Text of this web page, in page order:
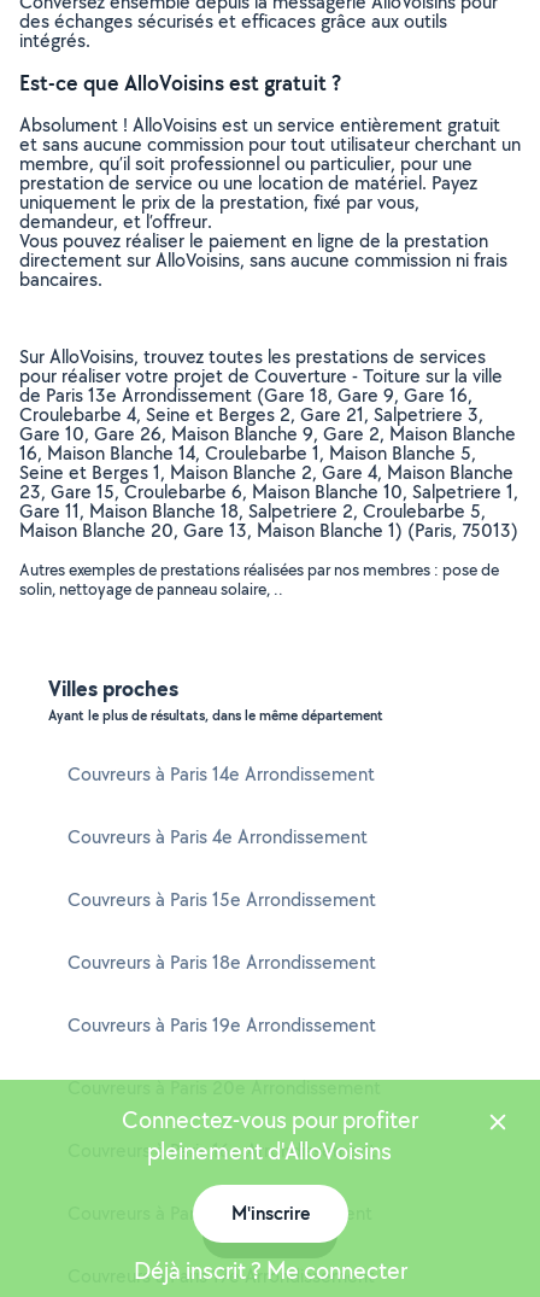
des échanges sécurisés et efficaces grâce aux outils
intégrés.
Est-ce que AlloVoisins est gratuit ?
Absolument ! AlloVoisins est un service entièrement gratuit
et sans aucune commission pour tout utilisateur cherchant un
membre, qu’il soit professionnel ou particulier, pour une
prestation de service ou une location de matériel. Payez
uniquement le prix de la prestation, fixé par vous,
demandeur, et l’offreur.
Vous pouvez réaliser le paiement en ligne de la prestation
directement sur AlloVoisins, sans aucune commission ni frais
bancaires.
Sur AlloVoisins, trouvez toutes les prestations de services
pour réaliser votre projet de Couverture - Toiture sur la ville
de Paris 13e Arrondissement (Gare 18, Gare 9, Gare 16,
Croulebarbe 4, Seine et Berges 2, Gare 21, Salpetriere 3,
Gare 10, Gare 26, Maison Blanche 9, Gare 2, Maison Blanche
16, Maison Blanche 14, Croulebarbe 1, Maison Blanche 5,
Seine et Berges 1, Maison Blanche 2, Gare 4, Maison Blanche
23, Gare 15, Croulebarbe 6, Maison Blanche 10, Salpetriere 1,
Gare 11, Maison Blanche 18, Salpetriere 2, Croulebarbe 5,
Maison Blanche 20, Gare 13, Maison Blanche 1) (Paris, 75013)
Autres exemples de prestations réalisées par nos membres : pose de
solin, nettoyage de panneau solaire, ..
Villes proches
Ayant le plus de résultats, dans le même département
Couvreurs à Paris 14e Arrondissement
Couvreurs à Paris 4e Arrondissement
Couvreurs à Paris 15e Arrondissement
Couvreurs à Paris 18e Arrondissement
Couvreurs à Paris 19e Arrondissement
Couvreurs à Paris 20e Arrondissement
Couvreurs à Paris 16e Arrondissement
Couvreurs à Paris 11e Arrondissement
Couvreurs à Paris 17e Arrondissement
Connectez-vous pour profiter
pleinement d'AlloVoisins
M'inscrire
Déjà inscrit ? Me connecter